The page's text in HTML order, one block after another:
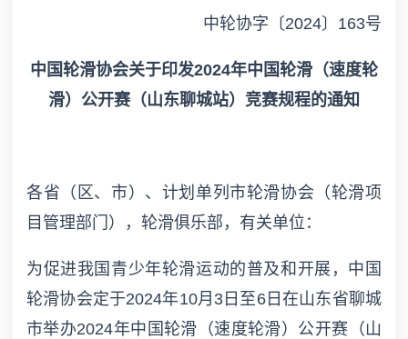
中轮协字〔2024〕163号
中国轮滑协会关于印发2024年中国轮滑（速度轮
滑）公开赛（山东聊城站）竞赛规程的通知
各省（区、市）、计划单列市轮滑协会（轮滑项
目管理部门），轮滑俱乐部，有关单位：
为促进我国青少年轮滑运动的普及和开展，中国
轮滑协会定于2024年10月3日至6日在山东省聊城
市举办2024年中国轮滑（速度轮滑）公开赛（山